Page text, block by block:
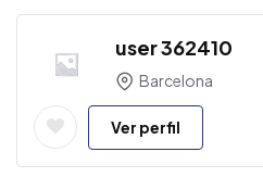
user 362410
Barcelona
Ver perfil